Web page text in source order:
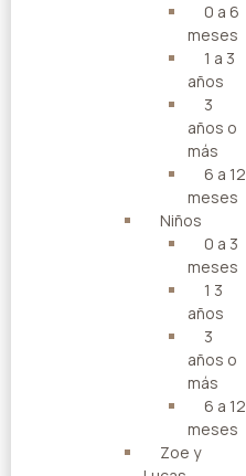
0 a 6
meses
1 a 3
años
3
años o
más
6 a 12
meses
Niños
0 a 3
meses
1 3
años
3
años o
más
6 a 12
meses
Zoe y